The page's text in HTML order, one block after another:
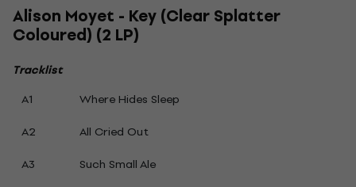
Alison Moyet - Key (Clear Splatter
Coloured) (2 LP)
Tracklist
A1
Where Hides Sleep
A2
All Cried Out
A3
Such Small Ale